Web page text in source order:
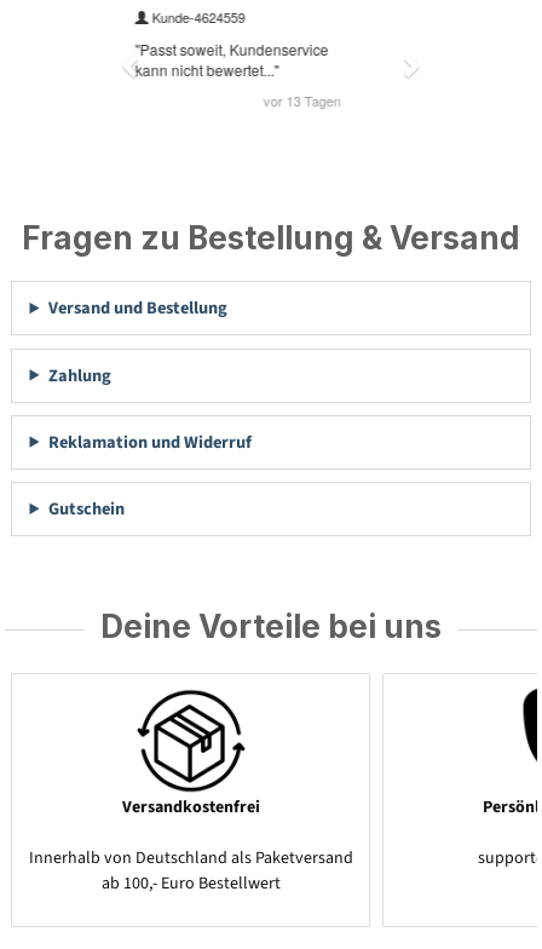
Fragen zu Bestellung & Versand
Versand und Bestellung
Zahlung
Reklamation und Widerruf
Gutschein
Deine Vorteile bei uns
Versandkostenfrei
Innerhalb von Deutschland als Paketversand
ab 100,- Euro Bestellwert